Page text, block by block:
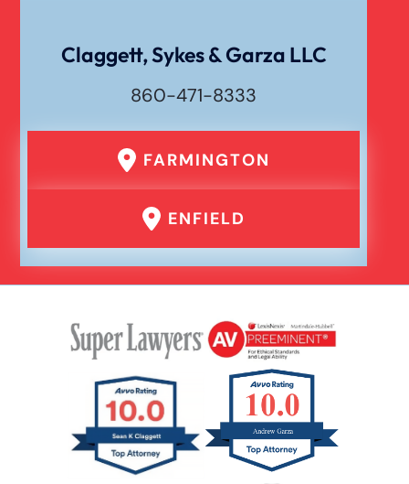
Claggett, Sykes & Garza LLC
860-471-8333
FARMINGTON
ENFIELD